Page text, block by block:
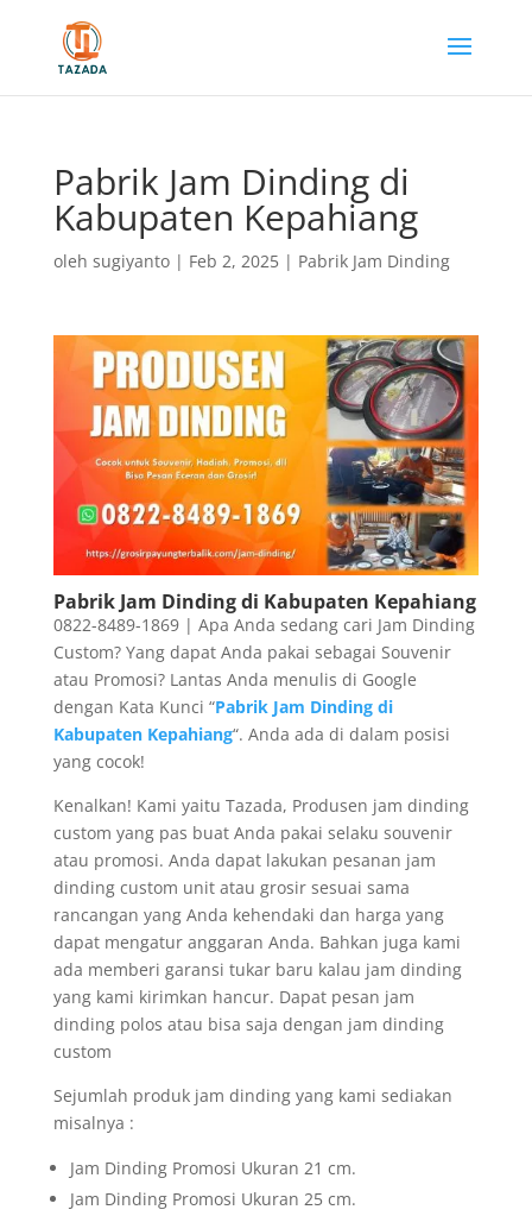
Pabrik Jam Dinding di
Kabupaten Kepahiang
oleh sugiyanto| Feb 2, 2025| Pabrik Jam Dinding
Pabrik Jam Dinding di Kabupaten Kepahiang
0822-8489-1869 | Apa Anda sedang cari Jam Dinding
Custom? Yang dapat Anda pakai sebagai Souvenir
atau Promosi? Lantas Anda menulis di Google
dengan Kata Kunci “Pabrik Jam Dinding di
Kabupaten Kepahiang“. Anda ada di dalam posisi
yang cocok!
Kenalkan! Kami yaitu Tazada, Produsen jam dinding
custom yang pas buat Anda pakai selaku souvenir
atau promosi. Anda dapat lakukan pesanan jam
dinding custom unit atau grosir sesuai sama
rancangan yang Anda kehendaki dan harga yang
dapat mengatur anggaran Anda. Bahkan juga kami
ada memberi garansi tukar baru kalau jam dinding
yang kami kirimkan hancur. Dapat pesan jam
dinding polos atau bisa saja dengan jam dinding
custom
Sejumlah produk jam dinding yang kami sediakan
misalnya :
Jam Dinding Promosi Ukuran 21 cm.
Jam Dinding Promosi Ukuran 25 cm.